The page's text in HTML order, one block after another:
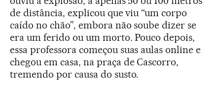
de distância, explicou que viu “um corpo
caído no chão”, embora não soube dizer se
era um ferido ou um morto. Pouco depois,
essa professora começou suas aulas online e
chegou em casa, na praça de Cascorro,
tremendo por causa do susto.